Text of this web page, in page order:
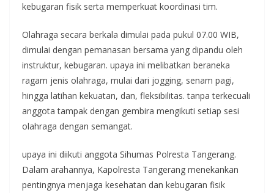
kebugaran fisik serta memperkuat koordinasi tim.
Olahraga secara berkala dimulai pada pukul 07.00 WIB,
dimulai dengan pemanasan bersama yang dipandu oleh
instruktur, kebugaran. upaya ini melibatkan beraneka
ragam jenis olahraga, mulai dari jogging, senam pagi,
hingga latihan kekuatan, dan, fleksibilitas. tanpa terkecuali
anggota tampak dengan gembira mengikuti setiap sesi
olahraga dengan semangat.
upaya ini diikuti anggota Sihumas Polresta Tangerang.
Dalam arahannya, Kapolresta Tangerang menekankan
pentingnya menjaga kesehatan dan kebugaran fisik